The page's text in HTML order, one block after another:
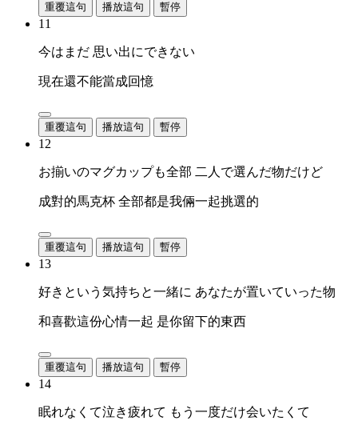
重覆這句 播放這句 暫停
11
今はまだ 思い出にできない
現在還不能當成回憶
重覆這句 播放這句 暫停
12
お揃いのマグカップも全部 二人で選んだ物だけど
成對的馬克杯 全部都是我倆一起挑選的
重覆這句 播放這句 暫停
13
好きという気持ちと一緒に あなたが置いていった物
和喜歡這份心情一起 是你留下的東西
重覆這句 播放這句 暫停
14
眠れなくて泣き疲れて もう一度だけ会いたくて